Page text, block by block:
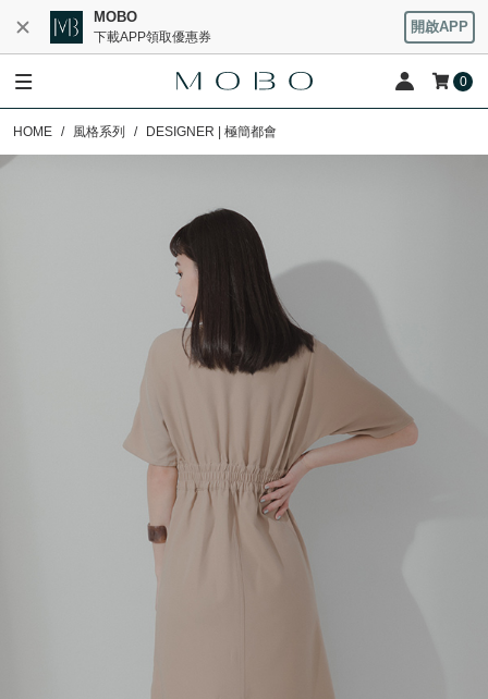
MOBO
下載APP領取優惠券
開啟APP
0
HOME 風格系列 DESIGNER | 極簡都會